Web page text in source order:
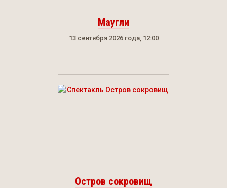
Маугли
13 сентября 2026 года, 12:00
Остров сокровищ